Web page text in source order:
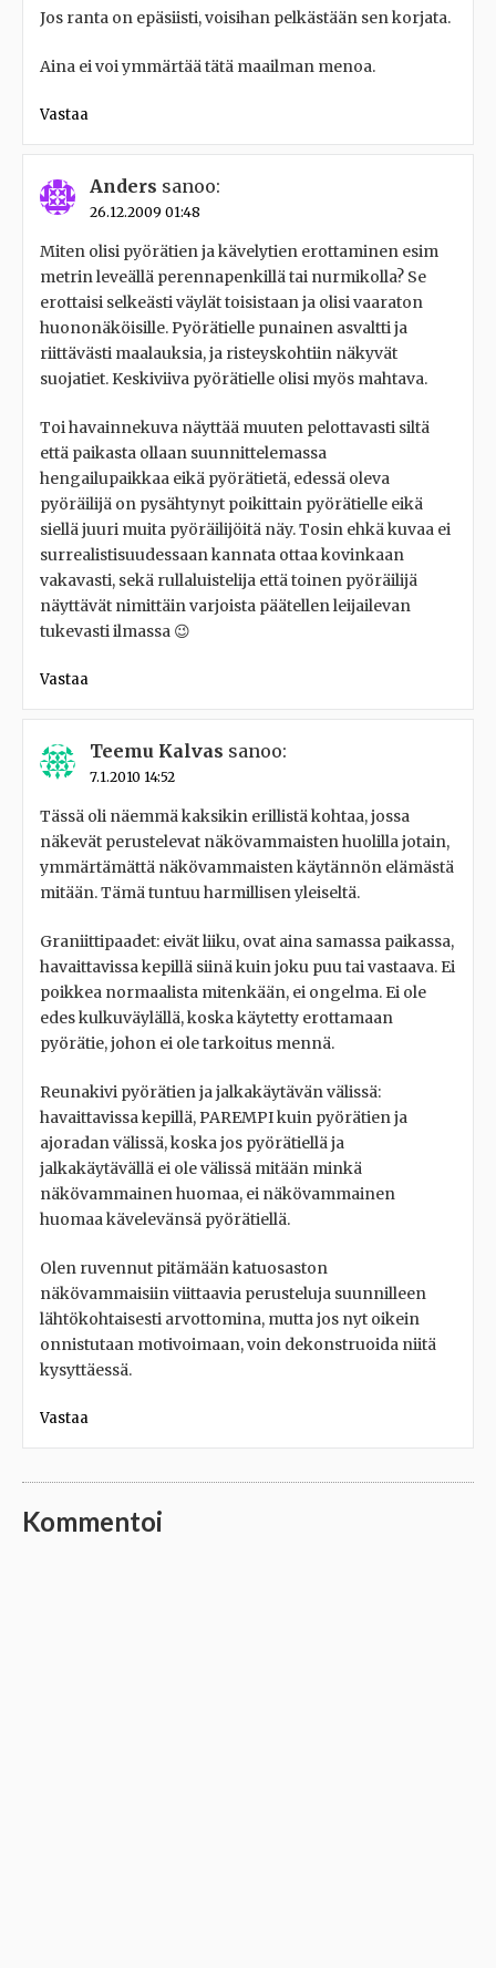
Jos ranta on epäsiisti, voisihan pelkästään sen korjata.
Aina ei voi ymmärtää tätä maailman menoa.
Vastaa
Anders sanoo:
26.12.2009 01:48
Miten olisi pyörätien ja kävelytien erottaminen esim
metrin leveällä perennapenkillä tai nurmikolla? Se
erottaisi selkeästi väylät toisistaan ja olisi vaaraton
huononäköisille. Pyörätielle punainen asvaltti ja
riittävästi maalauksia, ja risteyskohtiin näkyvät
suojatiet. Keskiviiva pyörätielle olisi myös mahtava.
Toi havainnekuva näyttää muuten pelottavasti siltä
että paikasta ollaan suunnittelemassa
hengailupaikkaa eikä pyörätietä, edessä oleva
pyöräilijä on pysähtynyt poikittain pyörätielle eikä
siellä juuri muita pyöräilijöitä näy. Tosin ehkä kuvaa ei
surrealistisuudessaan kannata ottaa kovinkaan
vakavasti, sekä rullaluistelija että toinen pyöräilijä
näyttävät nimittäin varjoista päätellen leijailevan
tukevasti ilmassa 😉
Vastaa
Teemu Kalvas sanoo:
7.1.2010 14:52
Tässä oli näemmä kaksikin erillistä kohtaa, jossa
näkevät perustelevat näkövammaisten huolilla jotain,
ymmärtämättä näkövammaisten käytännön elämästä
mitään. Tämä tuntuu harmillisen yleiseltä.
Graniittipaadet: eivät liiku, ovat aina samassa paikassa,
havaittavissa kepillä siinä kuin joku puu tai vastaava. Ei
poikkea normaalista mitenkään, ei ongelma. Ei ole
edes kulkuväylällä, koska käytetty erottamaan
pyörätie, johon ei ole tarkoitus mennä.
Reunakivi pyörätien ja jalkakäytävän välissä:
havaittavissa kepillä, PAREMPI kuin pyörätien ja
ajoradan välissä, koska jos pyörätiellä ja
jalkakäytävällä ei ole välissä mitään minkä
näkövammainen huomaa, ei näkövammainen
huomaa kävelevänsä pyörätiellä.
Olen ruvennut pitämään katuosaston
näkövammaisiin viittaavia perusteluja suunnilleen
lähtökohtaisesti arvottomina, mutta jos nyt oikein
onnistutaan motivoimaan, voin dekonstruoida niitä
kysyttäessä.
Vastaa
Kommentoi